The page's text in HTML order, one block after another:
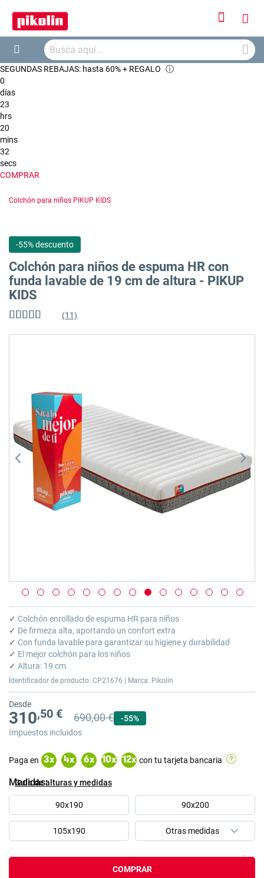
Iniciar
Buscar
SEGUNDAS REBAJAS: hasta 60% + REGALO ⓘ
0
días
23
hrs
20
mins
32
secs
COMPRAR
Colchón para niños PIKUP KIDS
-55% descuento
Colchón para niños de espuma HR con
funda lavable de 19 cm de altura - PIKUP
KIDS
Valoración:
of
(11)
galería
imágenes
Saltar
al
comienzo
de
la
galería
de
✓ Colchón enrollado de espuma HR para niños
✓ De firmeza alta, aportando un confort extra
✓ Con funda lavable para garantizar su higiene y durabilidad
✓ El mejor colchón para los niños
✓ Altura: 19 cm
Identificador de producto: CP21676 | Marca: Pikolin
Desde
310,50 € Precio anterior
Precio anterior 690,00 €
690,00 €
Impuestos incluidos
-55%
Paga en 3x 4x 6x 10x 12x con tu tarjeta bancaria
Guía de alturas y medidas
Medidas
90x190 90x200
105x190
COMPRAR